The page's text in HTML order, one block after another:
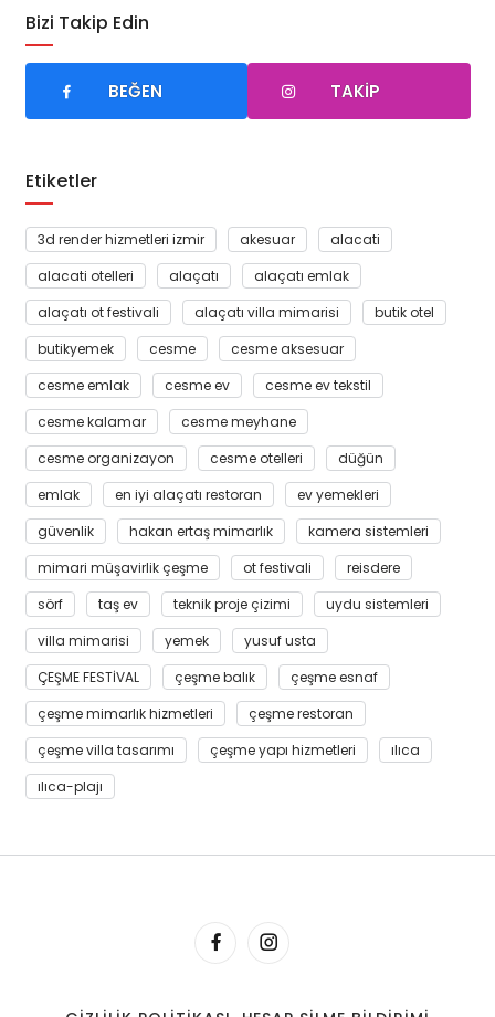
Bizi Takip Edin
BEĞEN TAKIP
Etiketler
3d render hizmetleri izmir akesuar
alacati
alacati otelleri
alaçatı
alaçatı emlak
alaçatı ot festivali
alaçatı villa mimarisi
butik otel
butikyemek
cesme
cesme aksesuar
cesme emlak
cesme ev
cesme ev tekstil
cesme kalamar
cesme meyhane
cesme organizayon
cesme otelleri
düğün
emlak
en iyi alaçatı restoran
ev yemekleri
güvenlik
hakan ertaş mimarlık
kamera sistemleri
mimari müşavirlik çeşme
ot festivali
reisdere
sörf
taş ev teknik proje çizimi
uydu sistemleri
villa mimarisi
yemek
yusuf usta
ÇEŞME FESTİVAL
çeşme balık
çeşme esnaf
çeşme mimarlık hizmetleri
çeşme restoran
çeşme villa tasarımı
çeşme yapı hizmetleri
ılıca
ılıca-plajı